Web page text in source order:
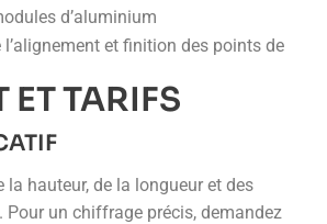
d’aluminium
et finition des points de
ET TARIFS
la hauteur, de la longueur et des
un chiffrage précis, demandez